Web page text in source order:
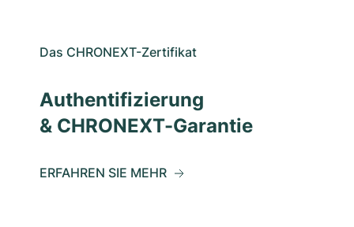
Das CHRONEXT-Zertifikat
Authentifizierung
& CHRONEXT-Garantie
ERFAHREN SIE MEHR